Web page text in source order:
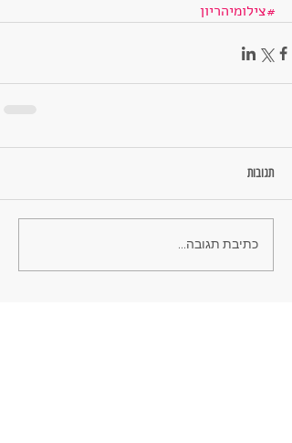
#צילומיהריון
תגובות
כתיבת תגובה...